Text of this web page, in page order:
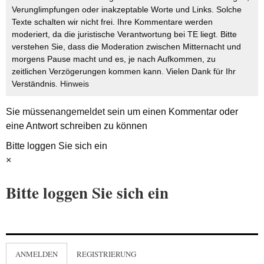
Verunglimpfungen oder inakzeptable Worte und Links. Solche
Texte schalten wir nicht frei. Ihre Kommentare werden
moderiert, da die juristische Verantwortung bei TE liegt. Bitte
verstehen Sie, dass die Moderation zwischen Mitternacht und
morgens Pause macht und es, je nach Aufkommen, zu
zeitlichen Verzögerungen kommen kann. Vielen Dank für Ihr
Verständnis. Hinweis
Sie müssenangemeldetsein um einen Kommentar oder
eine Antwort schreiben zu können
Bitte loggen Sie sich ein
×
Bitte loggen Sie sich ein
ANMELDEN REGISTRIERUNG